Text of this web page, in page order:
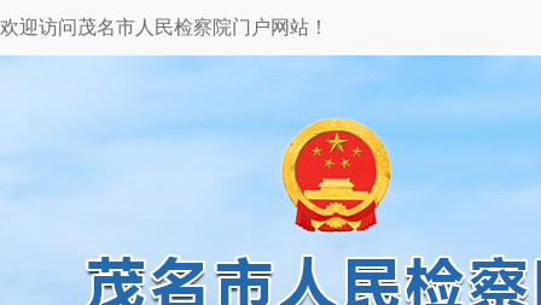
欢迎访问茂名市人民检察院门户网站！